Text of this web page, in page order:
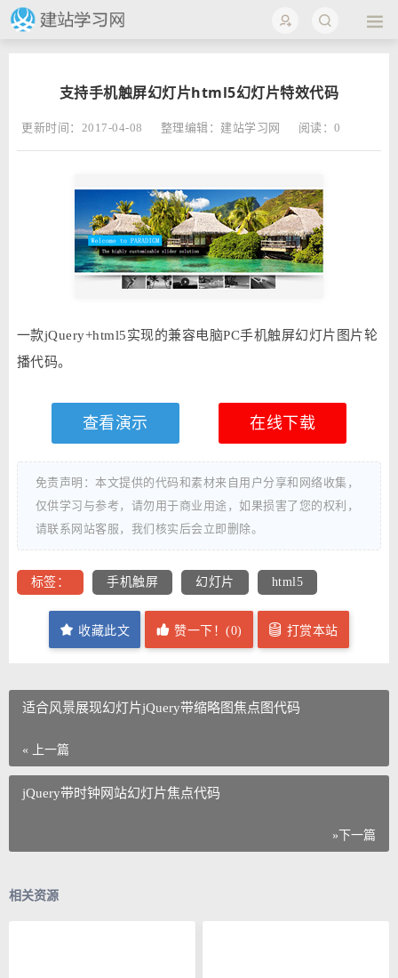
支持手机触屏幻灯片html5幻灯片特效代码
更新时间：2017-04-08 整理编辑：建站学习网 阅读：0
一款jQuery+html5实现的兼容电脑PC手机触屏幻灯片图片轮
播代码。
查看演示 在线下载
免责声明：本文提供的代码和素材来自用户分享和网络收集，
仅供学习与参考，请勿用于商业用途，如果损害了您的权利，
请联系网站客服，我们核实后会立即删除。
标签： 手机触屏 幻灯片 html5
收藏此文 赞一下！(0) 打赏本站
适合风景展现幻灯片jQuery带缩略图焦点图代码
« 上一篇
jQuery带时钟网站幻灯片焦点代码
»下一篇
相关资源